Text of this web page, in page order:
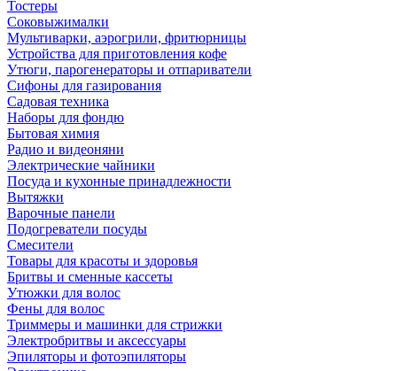
Тостеры
Соковыжималки
Мультиварки, аэрогрили, фритюрницы
Устройства для приготовления кофе
Утюги, парогенераторы и отпариватели
Сифоны для газирования
Садовая техника
Наборы для фондю
Бытовая химия
Радио и видеоняни
Электрические чайники
Посуда и кухонные принадлежности
Вытяжки
Варочные панели
Подогреватели посуды
Смесители
Товары для красоты и здоровья
Бритвы и сменные кассеты
Утюжки для волос
Фены для волос
Триммеры и машинки для стрижки
Электробритвы и аксессуары
Эпиляторы и фотоэпиляторы